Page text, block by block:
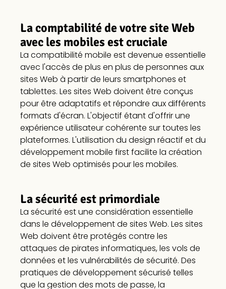
La comptabilité de votre site Web
avec les mobiles est cruciale
La compatibilité mobile est devenue essentielle
avec l'accès de plus en plus de personnes aux
sites Web à partir de leurs smartphones et
tablettes. Les sites Web doivent être conçus
pour être adaptatifs et répondre aux différents
formats d'écran. L'objectif étant d'offrir une
expérience utilisateur cohérente sur toutes les
plateformes. L'utilisation du design réactif et du
développement mobile first facilite la création
de sites Web optimisés pour les mobiles.
La sécurité est primordiale
La sécurité est une considération essentielle
dans le développement de sites Web. Les sites
Web doivent être protégés contre les
attaques de pirates informatiques, les vols de
données et les vulnérabilités de sécurité. Des
pratiques de développement sécurisé telles
que la gestion des mots de passe, la